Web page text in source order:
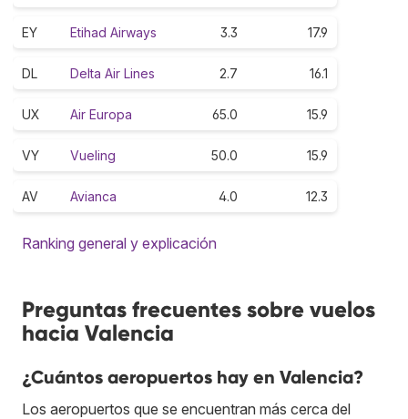
EY Etihad Airways 3.3 17.9
DL Delta Air Lines 2.7 16.1
UX Air Europa 65.0 15.9
VY Vueling 50.0 15.9
AV Avianca 4.0 12.3
Ranking general y explicación
Preguntas frecuentes sobre vuelos
hacia Valencia
¿Cuántos aeropuertos hay en Valencia?
Los aeropuertos que se encuentran más cerca del